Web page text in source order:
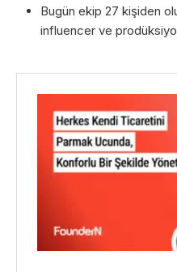
Bugün ekip 27 kişiden
influencer ve